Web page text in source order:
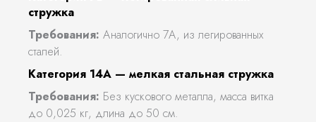
стружка
Требования: Аналогично 7А, из легированных
сталей.
Категория 14А — мелкая стальная стружка
Требования: Без кускового металла, масса витка
до 0,025 кг, длина до 50 см.